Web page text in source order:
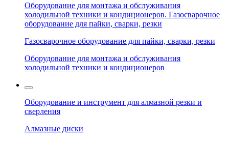
Оборудование для монтажа и обслуживания
холодильной техники и кондиционеров. Газосварочное
оборудование для пайки, сварки, резки
Газосварочное оборудование для пайки, сварки, резки
Оборудование для монтажа и обслуживания
холодильной техники и кондиционеров
Оборудование и инструмент для алмазной резки и
сверления
Алмазные диски